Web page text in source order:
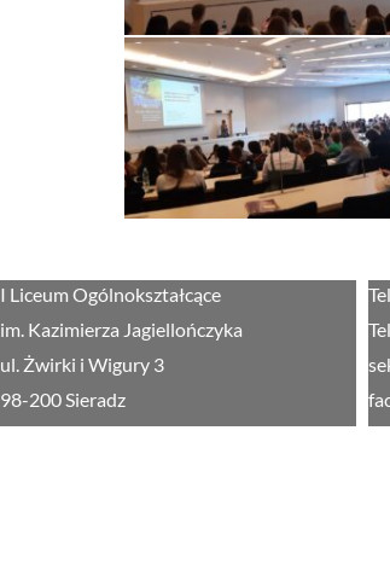
I Liceum Ogólnokształcące
im. Kazimierza Jagiellończyka
ul. Żwirki i Wigury 3
98-200 Sieradz